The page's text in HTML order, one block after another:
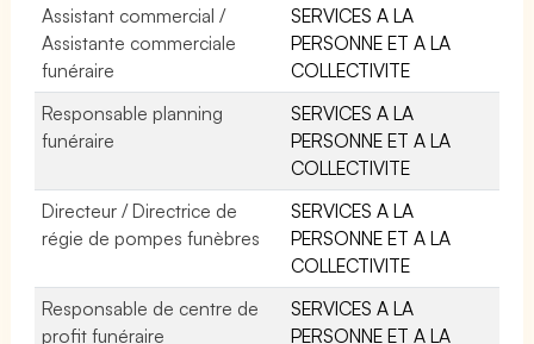
Assistant commercial /
Assistante commerciale
funéraire
SERVICES A LA
PERSONNE ET A LA
COLLECTIVITE
Responsable planning
funéraire
SERVICES A LA
PERSONNE ET A LA
COLLECTIVITE
Directeur / Directrice de
régie de pompes funèbres
SERVICES A LA
PERSONNE ET A LA
COLLECTIVITE
Responsable de centre de
profit funéraire
SERVICES A LA
PERSONNE ET A LA